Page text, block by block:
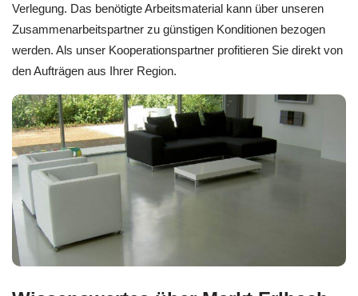
Verlegung. Das benötigte Arbeitsmaterial kann über unseren
Zusammenarbeitspartner zu günstigen Konditionen bezogen
werden. Als unser Kooperationspartner profitieren Sie direkt von
den Aufträgen aus Ihrer Region.